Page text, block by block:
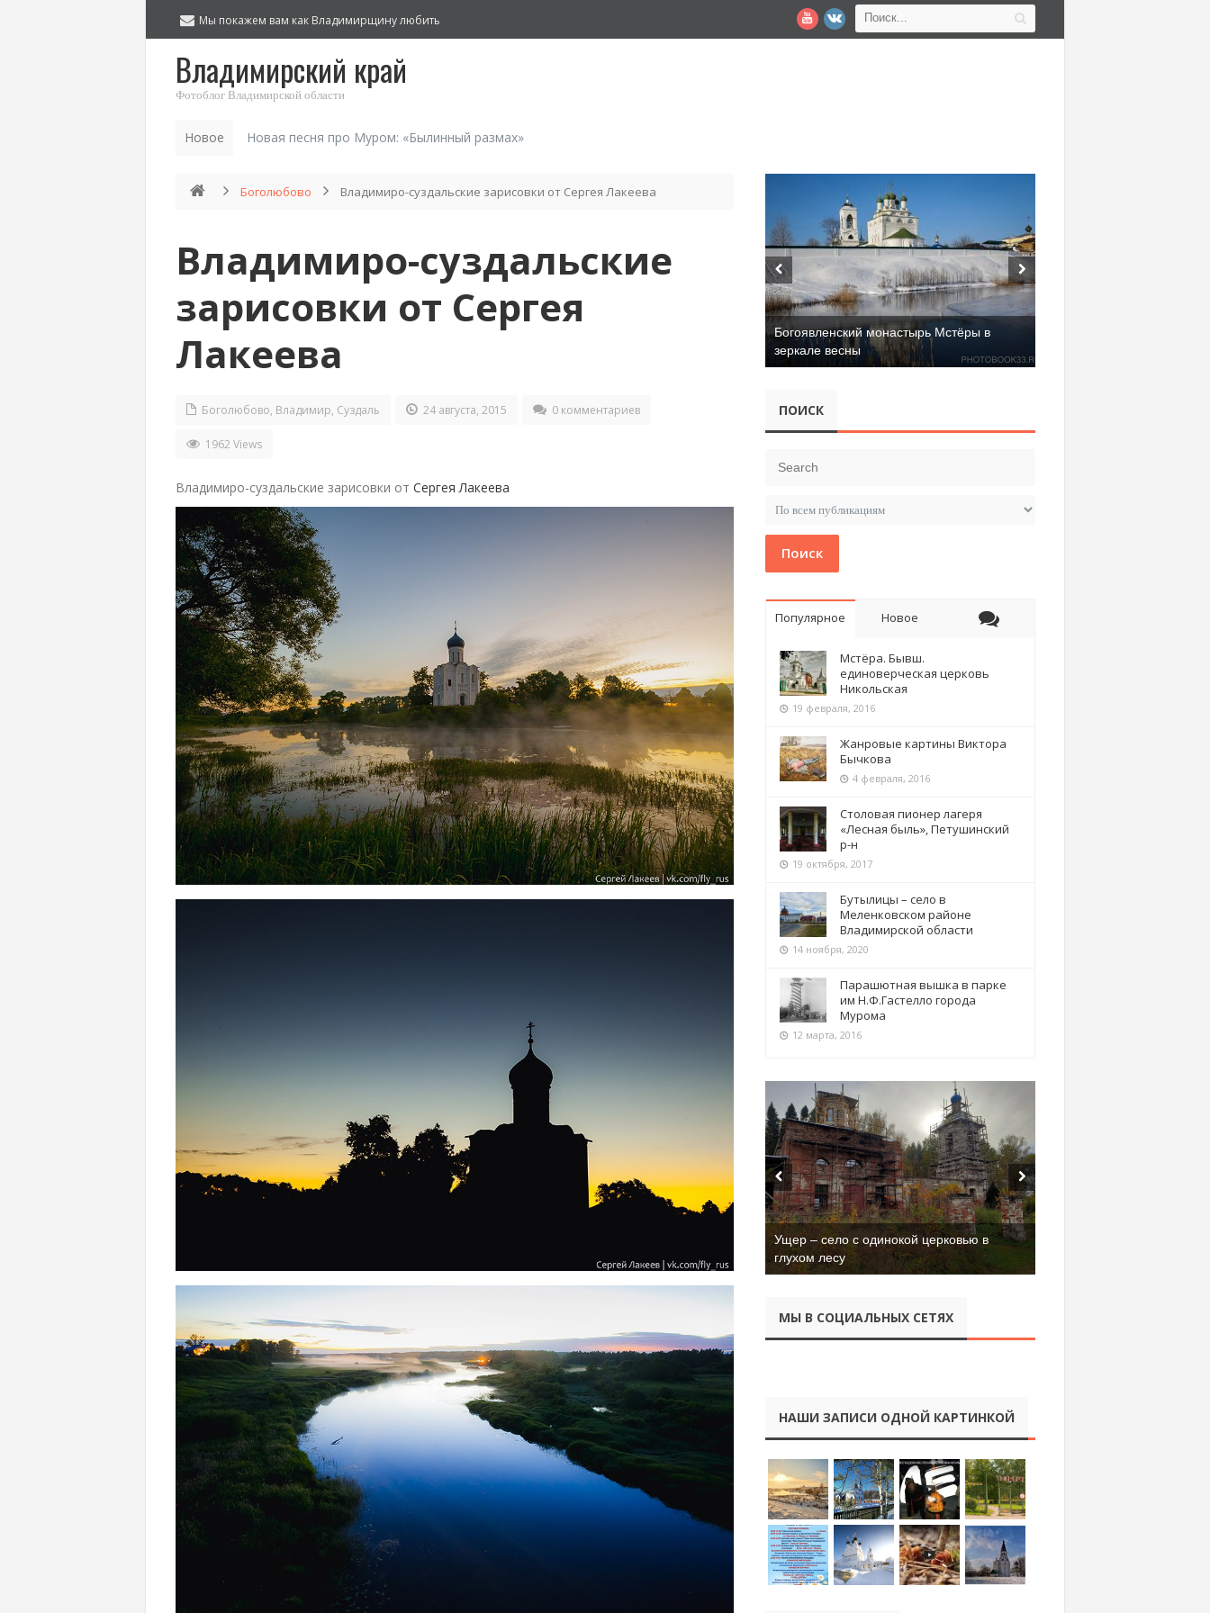
Мы покажем вам как Владимирщину любить
Владимирский край
Фотоблог Владимирской области
Новое Новая песня про Муром: «Былинный размах»
Боголюбово Владимиро-суздальские зарисовки от Сергея Лакеева
Владимиро-суздальские
зарисовки от Сергея
Лакеева
Боголюбово, Владимир, Суздаль 24 августа, 2015 0 комментариев
1962 Views
Владимиро-суздальские зарисовки от Сергея Лакеева
Богоявленский монастырь Мстёры в
зеркале весны
ПОИСК
Поиск
Популярное Новое
Мстёра. Бывш.
единоверческая церковь
Никольская
19 февраля, 2016
Жанровые картины Виктора
Бычкова
4 февраля, 2016
Столовая пионер лагеря
«Лесная быль», Петушинский
р-н
19 октября, 2017
Бутылицы – село в
Меленковском районе
Владимирской области
14 ноября, 2020
Парашютная вышка в парке
им Н.Ф.Гастелло города
Мурома
12 марта, 2016
Ущер – село с одинокой церковью в
глухом лесу
МЫ В СОЦИАЛЬНЫХ СЕТЯХ
НАШИ ЗАПИСИ ОДНОЙ КАРТИНКОЙ